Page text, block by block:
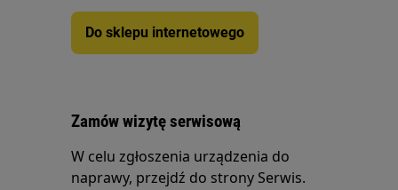
Do sklepu internetowego
Zamów wizytę serwisową
W celu zgłoszenia urządzenia do
naprawy, przejdź do strony Serwis.